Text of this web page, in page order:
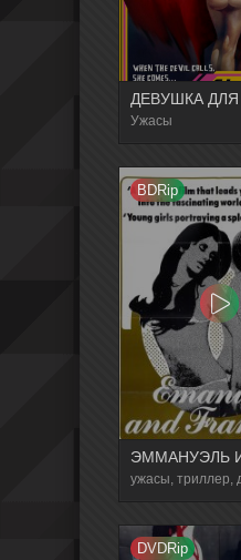
ДЕВУШКА
Ужасы
BDRip
ужасы, триллер,
DVDRip